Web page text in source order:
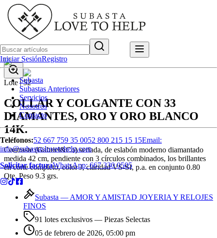
Iniciar SesiónRegistro
Subasta
Subastas Anteriores
Servicios
Nosotros
Contacto
Teléfonos:52 667 759 35 0052 800 215 15 15Email:
info@subastaslovetohelp.com
Solicitar facturaWhatsApp:667 330 0505
Lote |52
COLLAR Y COLGANTE CON 33
DIAMANTES, ORO Y ORO BLANCO
14K.
Contraste (Gabriel&Co) seriada, de eslabón moderno diamantado
medida 42 cm, pendiente con 3 círculos combinados, los brillantes
en corte completo, color J, claridad VS-SI, p.a. en conjunto 0.80
Qte. Peso 9.3 grs.
Subasta — AMOR Y AMISTAD JOYERIA Y RELOJES
FINOS
91 lotes exclusivos — Piezas Selectas
05 de febrero de 2026, 05:00 pm